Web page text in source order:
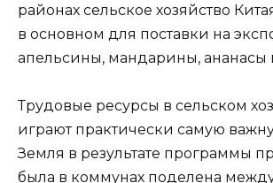
районах сельское хозяйство
в основном для поставки на
апельсины, мандарины, ананасы
Трудовые ресурсы в сельском
играют практически самую
Земля в результате программы
была в коммунах поделена